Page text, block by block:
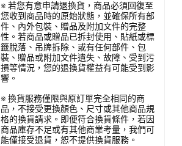
※ 若您有意申請退換貨，商品必須回復至
您收到商品時的原始狀態，並確保所有部
件、內外包裝、贈品及附加文件的完整
性。若商品或贈品已拆封使用、貼紙或標
籤脫落、吊牌拆除、或有任何部件、包
裝、贈品或附加文件遺失、故障、受到污
損等情況，您的退換貨權益有可能受到影
響。
※ 換貨服務僅限與原訂單完全相同的商
品，不接受更換顏色、尺寸或其他商品規
格的換貨請求。即便符合換貨條件，若因
商品庫存不足或有其他商業考量，我們可
能僅接受退貨，恕不提供換貨服務。